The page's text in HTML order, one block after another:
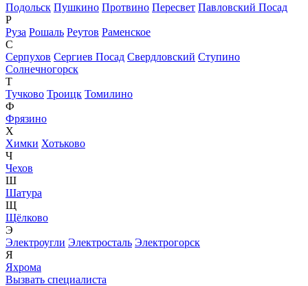
Подольск Пушкино Протвино Пересвет Павловский Посад
Р
Руза Рошаль Реутов Раменское
С
Серпухов Сергиев Посад Свердловский Ступино
Солнечногорск
Т
Тучково Троицк Томилино
Ф
Фрязино
Х
Химки Хотьково
Ч
Чехов
Ш
Шатура
Щ
Щёлково
Э
Электроугли Электросталь Электрогорск
Я
Яхрома
Вызвать специалиста